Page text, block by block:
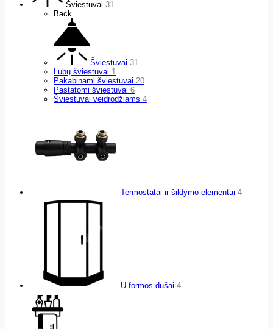
Šviestuvai 31
Back
Šviestuvai 31
Lubų šviestuvai 1
Pakabinami šviestuvai 20
Pastatomi šviestuvai 6
Šviestuvai veidrodžiams 4
Termostatai ir šildymo elementai 4
U formos dušai 4